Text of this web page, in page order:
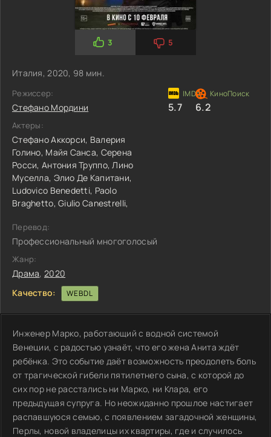
3 5
Италия, 2020, 98 мин.
Режиссер:
Стефано Мордини
Актеры:
Стефано Аккорси, Валерия
Голино, Майя Санса, Серена
Росси, Антония Труппо,Лино
Муселла, Элио Де Капитани,
Ludovico Benedetti, Paolo
Braghetto,Giulio Canestrelli,
5.7 6.2
Перевод:
Профессиональный многоголосый
Жанр:
Драма, 2020
Качество:
WEBDL
Инженер Марко, работающий с водной системой
Венеции, с радостью узнаёт, что его жена Анита ждёт
ребёнка. Это событие даёт возможность преодолеть боль
от трагической гибели пятилетнего сына, с которой до
сих пор не расстались ни Марко, ни Клара, его
предыдущая супруга. Но неожиданно прошлое настигает
распавшуюся семью, с появлением загадочной женщины,
Перлы, новой владелицы их квартиры, где и случилось